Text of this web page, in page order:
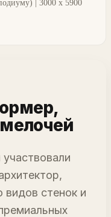
| 3000 х 5900
видов стенок и